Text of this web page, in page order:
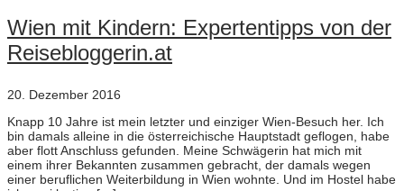
Wien mit Kindern: Expertentipps von der
Reisebloggerin.at
20. Dezember 2016
Knapp 10 Jahre ist mein letzter und einziger Wien-Besuch her. Ich
bin damals alleine in die österreichische Hauptstadt geflogen, habe
aber flott Anschluss gefunden. Meine Schwägerin hat mich mit
einem ihrer Bekannten zusammen gebracht, der damals wegen
einer beruflichen Weiterbildung in Wien wohnte. Und im Hostel habe